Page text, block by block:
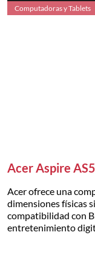
Computadoras y Tablets
Acer Aspire
Acer ofrece una
dimensiones físicas
compatibilidad con
entretenimiento